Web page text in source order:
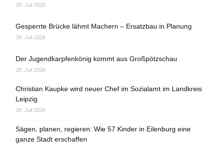
28. Juli 2026
Gesperrte Brücke lähmt Machern – Ersatzbau in Planung
28. Juli 2026
Der Jugendkarpfenkönig kommt aus Großpötzschau
28. Juli 2026
Christian Kaupke wird neuer Chef im Sozialamt im Landkreis
Leipzig
28. Juli 2026
Sägen, planen, regieren: Wie 57 Kinder in Eilenburg eine
ganze Stadt erschaffen